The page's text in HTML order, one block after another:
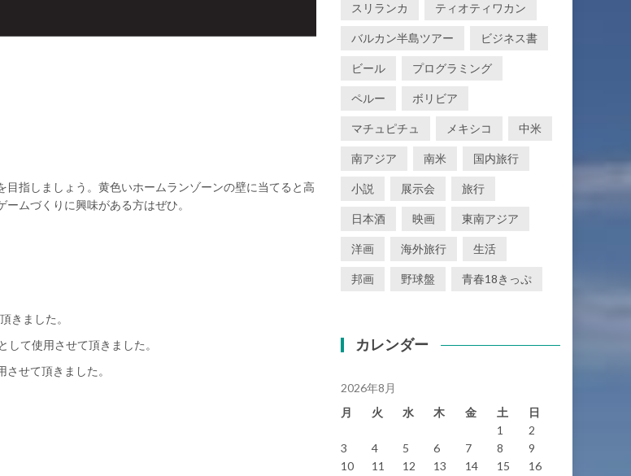
指しましょう。黄色いホームランゾーンの壁に当てると高
ムづくりに興味がある方はぜひ。
きました。
して使用させて頂きました。
せて頂きました。
スリランカ ティオティワカン
バルカン半島ツアー ビジネス書
ビール プログラミング
ペルー ボリビア
マチュピチュ メキシコ 中米
南アジア 南米 国内旅行
小説 展示会 旅行
日本酒 映画 東南アジア
洋画 海外旅行 生活
邦画 野球盤 青春18きっぷ
カレンダー
2026年8月
月
火 水 木 金 土
日
1
2
3
4 5 6 7 8
9
10
11 12 13 14 15
16